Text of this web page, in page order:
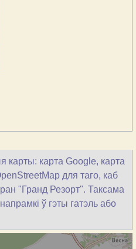
карты: карта Google, карта
для таго, каб
"Гранд Резорт". Таксама
ў гэты гатэль або